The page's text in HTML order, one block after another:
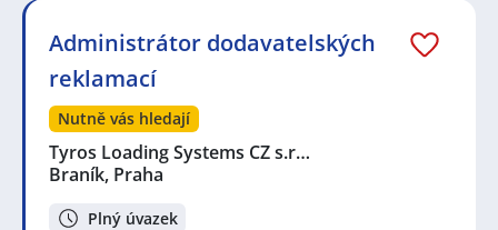
Administrátor dodavatelských
reklamací
Nutně vás hledají
Tyros Loading Systems CZ s.r…
Braník, Praha
Plný úvazek